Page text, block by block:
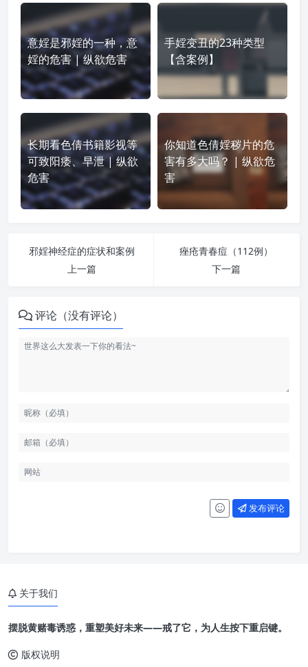
意婬是邪婬的一种，意
婬的危害 | 纵欲危害
手婬变丑的23种类型
【含案例】
长期看色倩书籍影视等
可致阳痿、早泄 | 纵欲
危害
你知道色倩婬秽片的危
害有多大吗？ | 纵欲危
害
邪婬神经症的症状和案例
上一篇
痤疮青春痘（112例）
下一篇
评论（没有评论）
发布评论
关于我们
摆脱黄赌毒诱惑，重塑美好未来——戒了它，为人生按下重启键。
版权说明